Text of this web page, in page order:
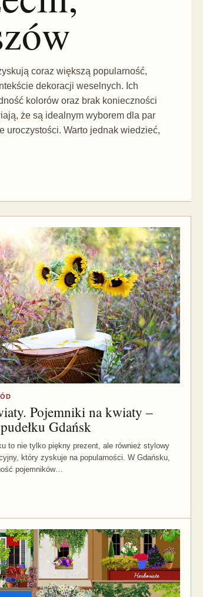
coraz większą popularność,
dekoracji weselnych. Ich
kolorów oraz brak konieczności
że są idealnym wyborem dla par
uroczystości. Warto jednak wiedzieć,
Pojemniki na kwiaty –
Gdańsk
to nie tylko piękny prezent, ale również stylowy
który zyskuje na popularności. W Gdańsku,
pojemników…